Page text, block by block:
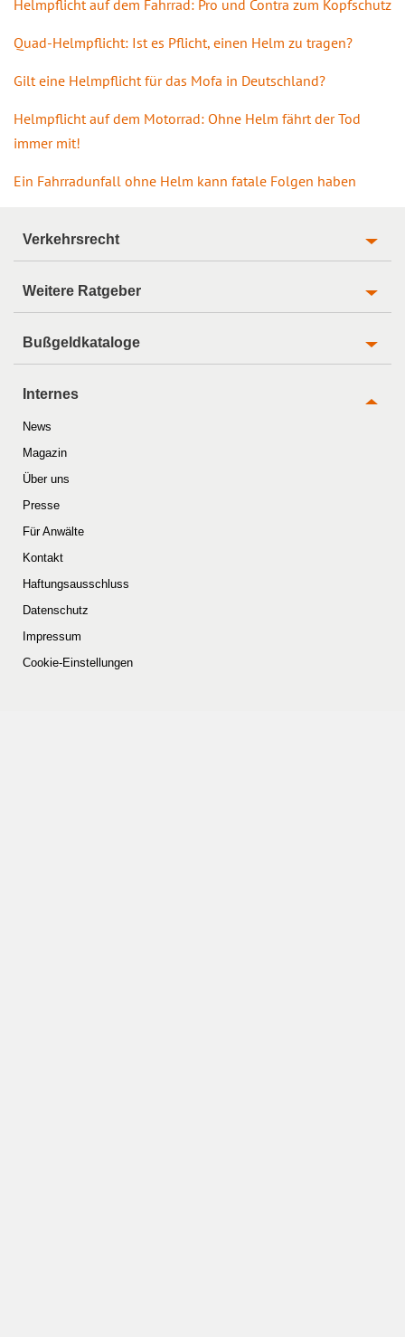
Helmpflicht auf dem Fahrrad: Pro und Contra zum Kopfschutz
Quad-Helmpflicht: Ist es Pflicht, einen Helm zu tragen?
Gilt eine Helmpflicht für das Mofa in Deutschland?
Helmpflicht auf dem Motorrad: Ohne Helm fährt der Tod
immer mit!
Ein Fahrradunfall ohne Helm kann fatale Folgen haben
Verkehrsrecht
Weitere Ratgeber
Bußgeldkataloge
Internes
News
Magazin
Über uns
Presse
Für Anwälte
Kontakt
Haftungsausschluss
Datenschutz
Impressum
Cookie-Einstellungen